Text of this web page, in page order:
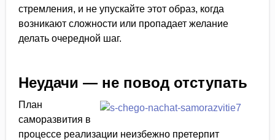
стремления, и не упускайте этот образ, когда
возникают сложности или пропадает желание
делать очередной шаг.
Неудачи — не повод отступать
План
саморазвития в
процессе реализации неизбежно претерпит